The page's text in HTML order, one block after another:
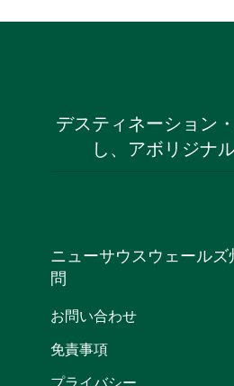
デスティネーション
し、アボリジナ
ニューサウスウェールズ
問
お問い合わせ
免責事項